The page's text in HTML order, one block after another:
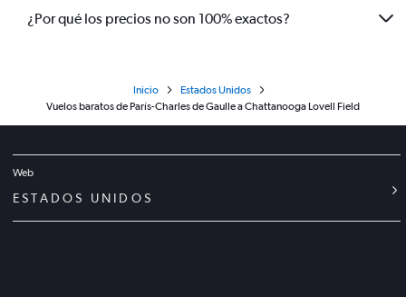
¿Por qué los precios no son 100% exactos?
Inicio
Estados Unidos
Vuelos baratos de París-Charles de Gaulle a Chattanooga Lovell Field
Web
ESTADOS UNIDOS